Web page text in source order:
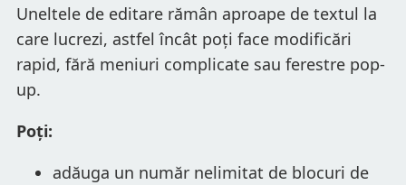
Uneltele de editare rămân aproape de textul la
care lucrezi, astfel încât poți face modificări
rapid, fără meniuri complicate sau ferestre pop-
up.
Poți:
adăuga un număr nelimitat de blocuri de